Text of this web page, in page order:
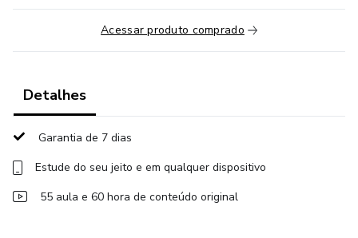
Resumo.
Vendas encerradas.
Acessar produto comprado
Detalhes
Garantia de 7 dias
Estude do seu jeito e em qualquer dispositivo
55 aula e 60 hora de conteúdo original